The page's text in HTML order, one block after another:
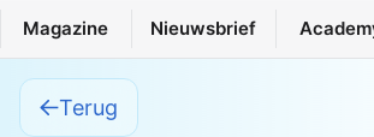
Magazine Nieuwsbrief
Terug